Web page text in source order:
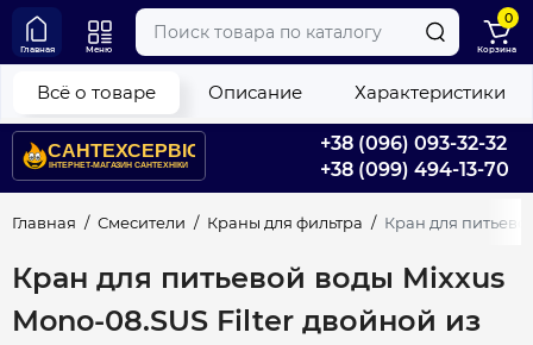
+38 (096) 093-32-32
+38 (099) 494-13-70
Главная Меню
0
Корзина
Главная Смесители Краны для фильтра Кран для
Кран для питьевой воды Mixxus
Mono-08.SUS Filter двойной из
Всё о товаре Описание Характеристики